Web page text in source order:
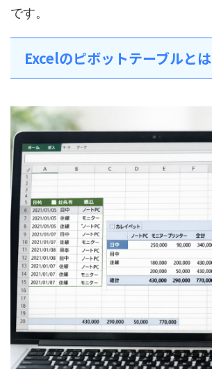
です。
Excelのピボットテーブルとは